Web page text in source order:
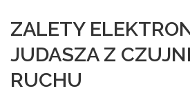
ZALETY
JUDASZA Z
RUCHU